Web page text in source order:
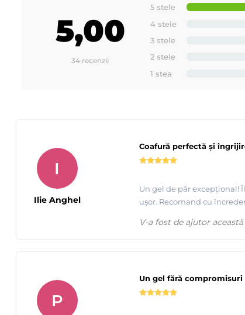
5,00
34 recenzii
5 stele
4 stele
3 stele
2 stele
1 stea
Coafură perfectă și
Un gel de păr excepțional!
ușor. Recomand cu
I
Ilie Anghel
V-a fost de ajutor această
Un gel fără compromisuri
P